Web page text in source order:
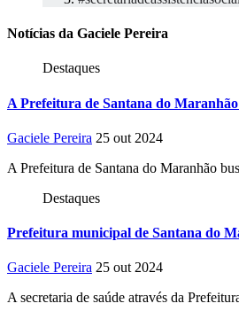
Notícias da Gaciele Pereira
Destaques
A Prefeitura de Santana do
Gaciele Pereira 25 out 2024
A Prefeitura de Santana do Maranhão
Destaques
Prefeitura municipal de Santana do
Gaciele Pereira 25 out 2024
A secretaria de saúde através da